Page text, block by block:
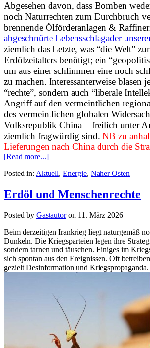
Abgesehen davon, dass Bomben
noch Naturrechten zum Durchbruch
brennende Ölförderanlagen &
abgeschnürte Lebensschlagader
ziemlich das Letzte, was “die Welt”
Erdölzeitalters benötigt; ein
um aus einer schlimmen eine noch
zu machen. Interessanterweise blasen
“rechte”, sondern auch “liberale
Angriff auf den vermeintlichen
des vermeintlichen globalen
Volksrepublik China – freilich unter
ziemlich fragwürdig sind. NB zu
Lieferungen nach China durch die
[Read more...]
Posted in: Aktuell, Energie, Naher Osten
Erdöl und Menschenrechte
Posted by Gastautoron 11. März 2026
Beim derzeitigen Irankrieg liegt naturgemäß
Dunkeln. Die Kriegsparteien legen ihre
sondern tarnen und täuschen. Einiges im
sich spontan aus den Ereignissen. Oft
gezielt Desinformation und Kriegspropaganda.